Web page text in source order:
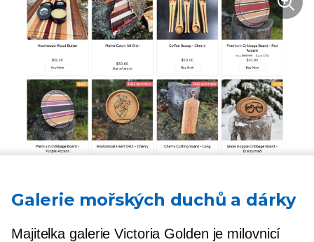
Galerie mořských duchů a dárky
Majitelka galerie Victoria Golden je milovnicí